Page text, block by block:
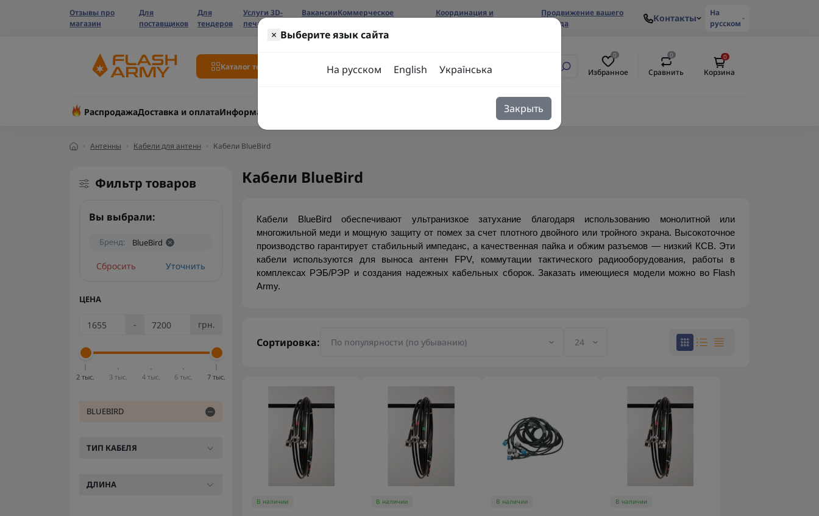
Отзывы про
магазин
Для
поставщиков
Для
тендеров
Услуги 3D-
печати
ВакансииКоммерческое
Координация и
Продвижение вашего
бренда
Контакты
На
русском
Каталог товаров
0
Избранное
0
Сравнить
0
Корзина
РаспродажаДоставка и оплатаИнформация
Антенны Кабели для антенн Кабели BlueBird
× Выберите язык сайта
На русском English Українська
Закрыть
Фильтр товаров
Вы выбрали:
Бренд: BlueBird
Сбросить Уточнить
ЦЕНА
- грн.
2 тыс. 3 тыс. 4 тыс. 6 тыс. 7 тыс.
BLUEBIRD
ТИП КАБЕЛЯ
ДЛИНА
Кабели BlueBird
Кабели BlueBird обеспечивают ультранизкое затухание благодаря использованию монолитной или
многожильной меди и мощную защиту от помех за счет плотного двойного или тройного экрана. Высокоточное
производство гарантирует стабильный импеданс, а качественная пайка и обжим разъемов — низкий КСВ. Эти
кабели используются для выноса антенн FPV, коммутации тактического радиооборудования, работы в
комплексах РЭБ/РЭР и создания надежных кабельных сборок. Заказать имеющиеся модели можно во Flash
Army.
Сортировка:
В наличии В наличии В наличии В наличии